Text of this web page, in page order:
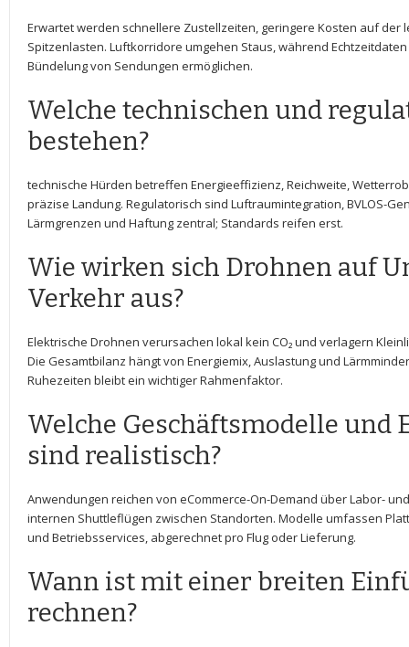
Erwartet ⁤werden schnellere Zustellzeiten,⁣ geringere Kosten auf der
Spitzenlasten. ‌Luftkorridore⁢ umgehen Staus, ‌während
Bündelung von Sendungen ermöglichen.
Welche technischen ‍und
bestehen?
technische ‌Hürden betreffen Energieeffizienz, Reichweite,
präzise Landung. Regulatorisch‍ sind Luftraumintegration, BVLOS-
Lärmgrenzen und Haftung zentral; Standards reifen‍ erst.
Wie wirken sich​ Drohnen auf
Verkehr aus?
Elektrische Drohnen verursachen lokal⁣ kein CO₂ und verlagern
‍Die Gesamtbilanz hängt von Energiemix, ⁢Auslastung und
Ruhezeiten bleibt ⁣ein wichtiger Rahmenfaktor.
Welche Geschäftsmodelle⁤ und‍
sind realistisch?
Anwendungen⁢ reichen von eCommerce-On-Demand über⁤ Labor-
internen ⁤Shuttleflügen zwischen Standorten. Modelle umfassen
⁢und Betriebsservices, abgerechnet pro Flug oder Lieferung.
Wann ist mit einer breiten
rechnen?